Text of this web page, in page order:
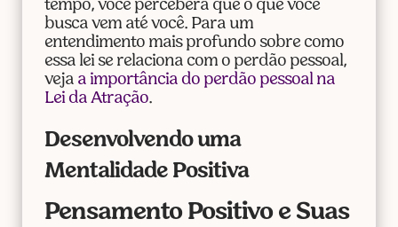
tempo, você perceberá que o que você
busca vem até você. Para um
entendimento mais profundo sobre como
essa lei se relaciona com o perdão pessoal,
veja a importância do perdão pessoal na
Lei da Atração.
Desenvolvendo uma
Mentalidade Positiva
Pensamento Positivo e Suas